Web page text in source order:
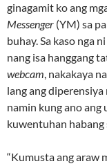
ginagamit ko ang
Messenger (YM) sa
buhay. Sa kaso nga
nang isa hanggang
webcam, nakakaya
lang ang
namin kung ano ang
kuwentuhan habang
“Kumusta ang araw